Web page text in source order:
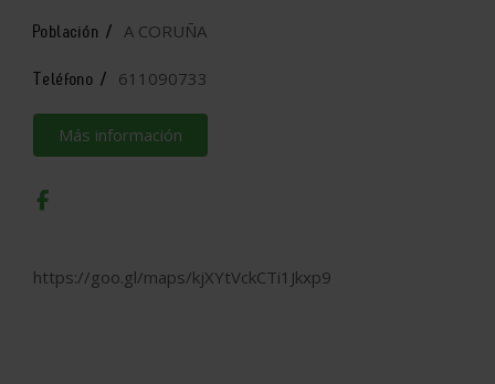
Población / A CORUÑA
Teléfono / 611090733
Más información
https://goo.gl/maps/kjXYtVckCTi1Jkxp9